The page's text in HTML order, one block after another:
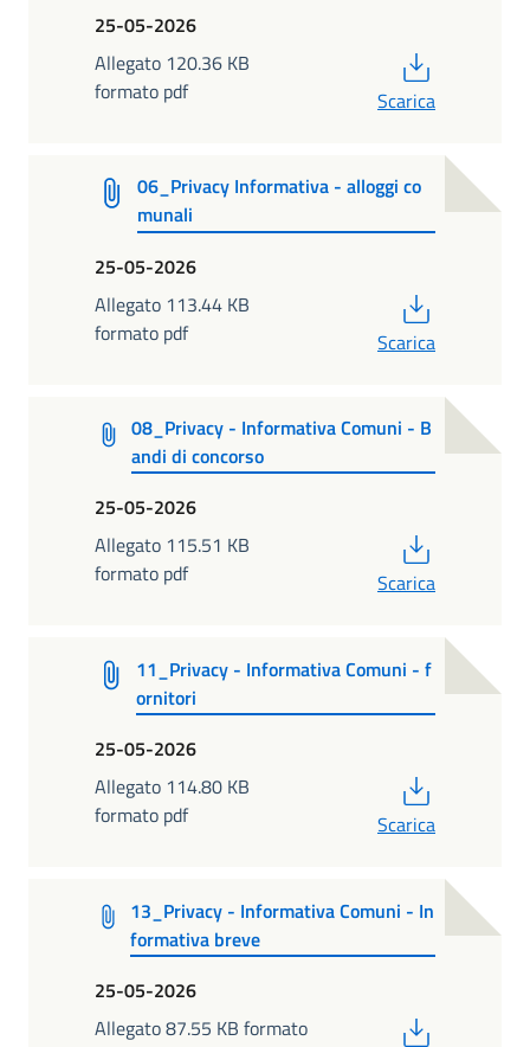
25-05-2026
Allegato 120.36 KB
formato pdf
Scarica
06_Privacy Informativa - alloggi co
munali
25-05-2026
Allegato 113.44 KB
formato pdf
Scarica
08_Privacy - Informativa Comuni - B
andi di concorso
25-05-2026
Allegato 115.51 KB
formato pdf
Scarica
11_Privacy - Informativa Comuni - f
ornitori
25-05-2026
Allegato 114.80 KB
formato pdf
Scarica
13_Privacy - Informativa Comuni - In
formativa breve
25-05-2026
Allegato 87.55 KB formato